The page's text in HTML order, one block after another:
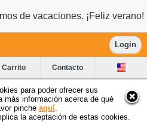
de vacaciones. ¡Feliz verano!
Login
Carrito Contacto
para poder ofrecer sus
más información acerca de qué
pinche aquí
la aceptación de estas cookies.